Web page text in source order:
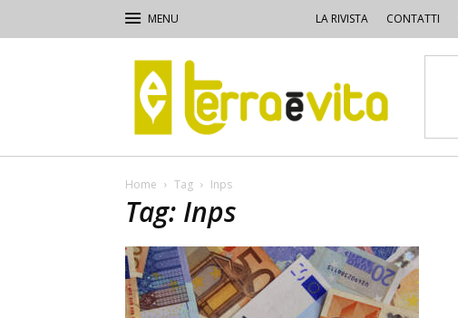
LA RIVISTA CONTATTI
Terra
e
Vita
Home Tag Inps
Tag: Inps